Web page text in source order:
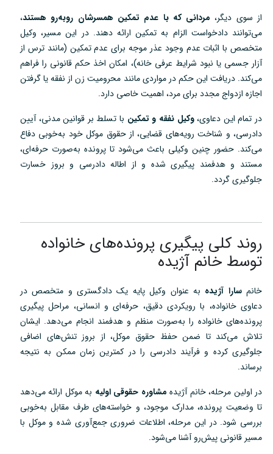
از سوی دیگر، مردانی که با عدم تمکین همسرشان روبه‌رو هستند،
می‌توانند دادخواست الزام به تمکین ارائه دهند. در این مسیر، وکیل
متخصص با اثبات عدم وجود عذر موجه برای عدم تمکین (مانند ترس از
آزار جسمی یا نبود شرایط عرفی خانه)، امکان اخذ حکم قانونی را فراهم
می‌کند. دریافت این حکم در مواردی مانند محرومیت زن از نفقه یا گرفتن
اجازه ازدواج مجدد برای مرد، اهمیت خاصی دارد.
در تمام این دعاوی،وکیل نفقه و تمکین با تسلط بر قوانین مدنی، آیین
دادرسی، و شناخت رویه‌های قضایی، از حقوق موکل خود به‌خوبی دفاع
می‌کند. حضور چنین وکیلی باعث می‌شود تا پرونده به‌صورت حرفه‌ای،
مستند و هدفمند پیگیری شده و از اطاله دادرسی و بروز خسارت
جلوگیری گردد.
روند کلی پیگیری پرونده‌های خانواده
توسط خانم آژیده
خانمسارا آژیده به عنوان وکیل پایه یک دادگستری و متخصص در
دعاوی خانواده، با رویکردی دقیق، حرفه‌ای و انسانی، مراحل پیگیری
پرونده‌های خانواده را به‌صورت منظم و هدفمند انجام می‌دهد. ایشان
تلاش می‌کند تا ضمن حفظ حقوق موکل، از بروز تنش‌های اضافی
جلوگیری کرده و فرآیند دادرسی را در کمترین زمان ممکن به نتیجه
برساند.
در اولین مرحله، خانم آژیده مشاوره حقوقی اولیه به موکل ارائه می‌دهد
تا وضعیت پرونده، مدارک موجود، و خواسته‌های طرف مقابل به‌خوبی
بررسی شود. در این مرحله، اطلاعات ضروری جمع‌آوری شده و موکل با
مسیر قانونی پیش‌رو آشنا می‌شود.